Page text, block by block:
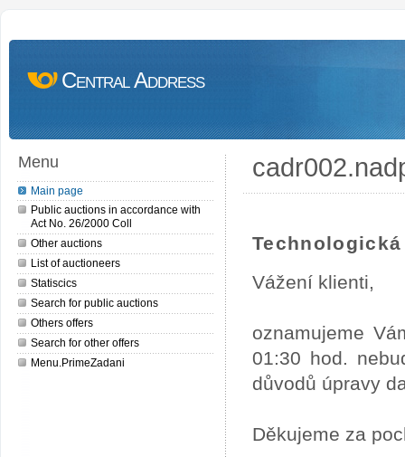
Central Address
Menu
Main page
Public auctions in accordance with
Act No. 26/2000 Coll
Other auctions
List of auctioneers
Statiscics
Search for public auctions
Others offers
Search for other offers
Menu.PrimeZadani
Vážení klienti,
oznamujeme
01:30 hod.
důvodů úpravy
Děkujeme za